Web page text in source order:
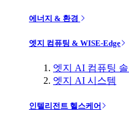
에너지 & 환경
엣지 컴퓨팅 & WISE-Edge
엣지 AI 컴퓨팅 솔
엣지 AI 시스템
인텔리전트 헬스케어